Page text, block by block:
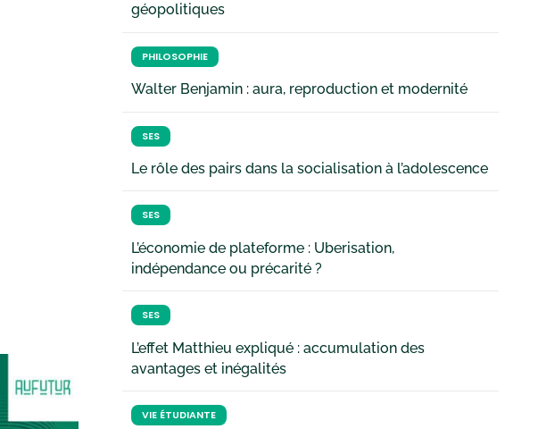
géopolitiques
PHILOSOPHIE
Walter Benjamin : aura, reproduction et modernité
SES
Le rôle des pairs dans la socialisation à l’adolescence
SES
L’économie de plateforme : Uberisation,
indépendance ou précarité ?
SES
L’effet Matthieu expliqué : accumulation des
avantages et inégalités
VIE ÉTUDIANTE